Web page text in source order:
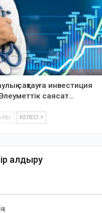
сақтауға инвестиция
саясат…
КЕЛЕСІ
қалдыру